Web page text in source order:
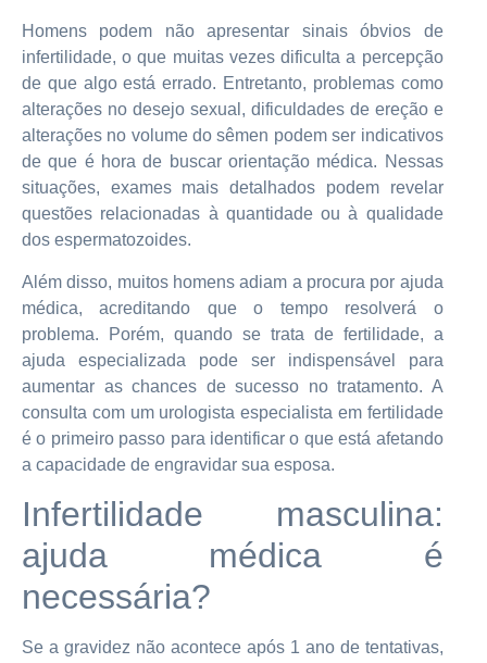
Homens podem não apresentar sinais óbvios de
infertilidade, o que muitas vezes dificulta a percepção
de que algo está errado. Entretanto, problemas como
alterações no desejo sexual, dificuldades de ereção e
alterações no volume do sêmen podem ser indicativos
de que é hora de buscar orientação médica. Nessas
situações, exames mais detalhados podem revelar
questões relacionadas à quantidade ou à qualidade
dos espermatozoides.
Além disso, muitos homens adiam a procura por ajuda
médica, acreditando que o tempo resolverá o
problema. Porém, quando se trata de fertilidade, a
ajuda especializada pode ser indispensável para
aumentar as chances de sucesso no tratamento. A
consulta com um urologista especialista em fertilidade
é o primeiro passo para identificar o que está afetando
a capacidade de engravidar sua esposa.
Infertilidade masculina:
ajuda médica é
necessária?
Se a gravidez não acontece após 1 ano de tentativas,